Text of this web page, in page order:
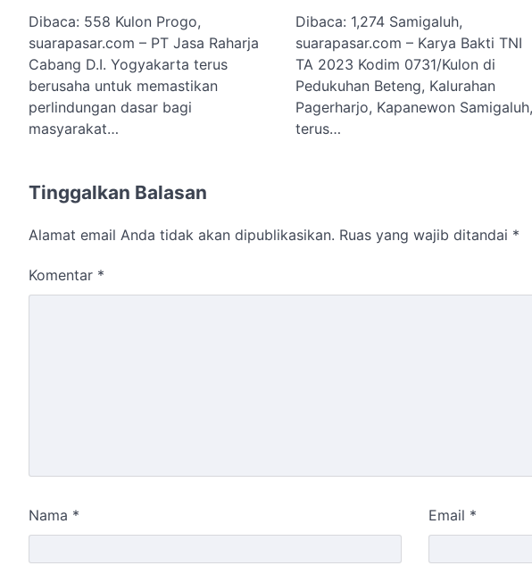
Dibaca: 558 Kulon Progo,
suarapasar.com – PT Jasa Raharja
Cabang D.I. Yogyakarta terus
berusaha untuk memastikan
perlindungan dasar bagi
masyarakat…
Dibaca: 1,274 Samigaluh,
suarapasar.com – Karya Bakti TNI
TA 2023 Kodim 0731/Kulon di
Pedukuhan Beteng, Kalurahan
Pagerharjo, Kapanewon Samigaluh,
terus…
Tinggalkan Balasan
Alamat email Anda tidak akan dipublikasikan. Ruas yang wajib ditandai *
Komentar *
Nama * Email *